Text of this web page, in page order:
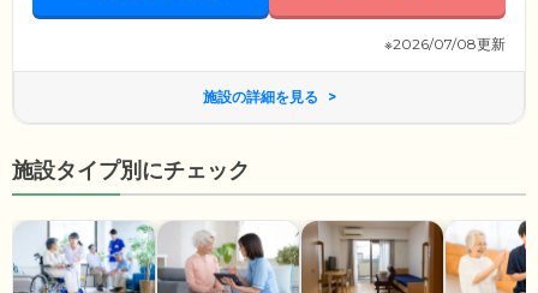
※2026/07/08更新
施設の詳細を見る
施設タイプ別にチェック